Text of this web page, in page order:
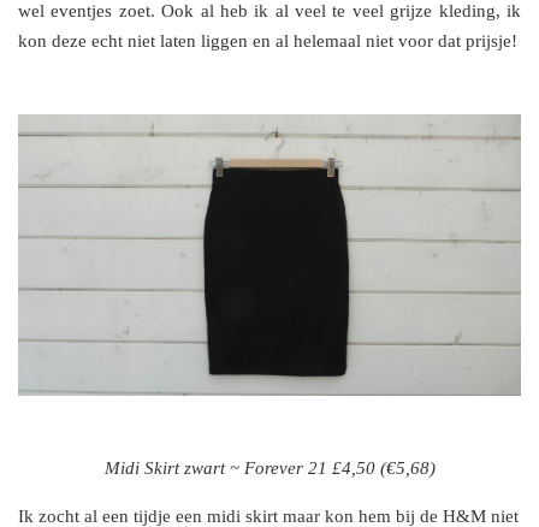
wel eventjes zoet. Ook al heb ik al veel te veel grijze kleding, ik
kon deze echt niet laten liggen en al helemaal niet voor dat prijsje!
Midi Skirt zwart ~ Forever 21 £4,50 (€5,68)
Ik zocht al een tijdje een midi skirt maar kon hem bij de H&M niet